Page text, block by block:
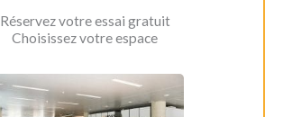
Réservez votre essai gratuit
Choisissez votre espace